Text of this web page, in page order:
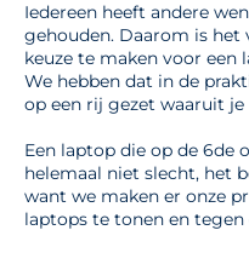
Iedereen heeft andere
gehouden. Daarom is
keuze te maken voor een
We hebben dat in de
op een rij gezet waaruit je
Een laptop die op de 6de
helemaal niet slecht, het
want we maken er onze
laptops te tonen en